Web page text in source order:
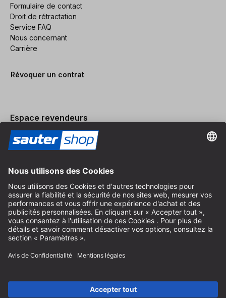
Formulaire de contact
Droit de rétractation
Service FAQ
Nous concernant
Carrière
Révoquer un contrat
Espace revendeurs
Devenir revendeur
Mentions légales
Conditions Générales
Protection des Données
Paramètres des Cookies
TVA incl. / frais de port en sus
* livraison gratuite à partir de 150 euros d'achat en Allemagne pour